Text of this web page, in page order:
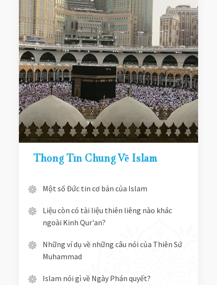
Thông Tin Chung Về Islam
Một số Đức tin cơ bản của Islam
Liệu còn có tài liệu thiên liêng nào khác
ngoài Kinh Qur'an?
Những ví dụ về những câu nói của Thiên Sứ
Muhammad
Islam nói gì về Ngày Phán quyết?